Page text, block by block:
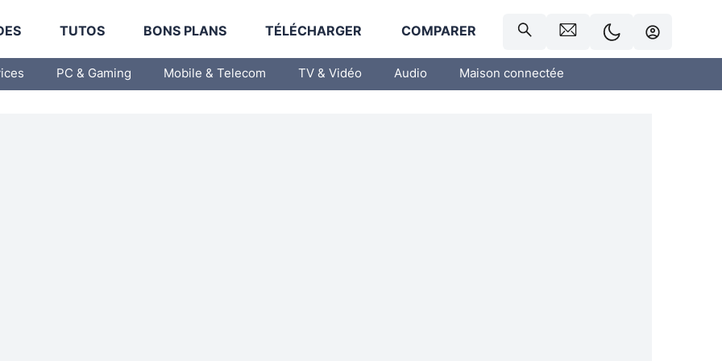
TUTOS BONS PLANS TÉLÉCHARGER COMPARER
PC & Gaming Mobile & Telecom TV & Vidéo Audio Maison connectée